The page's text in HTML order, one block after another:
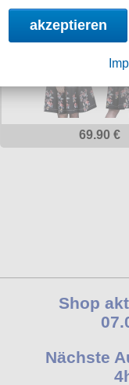
69.90 €
Shop
Nächste
akzeptieren